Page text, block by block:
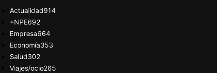
Actualidad914
+NPE692
Empresa664
Economía353
Salud302
Viajes/ocio265